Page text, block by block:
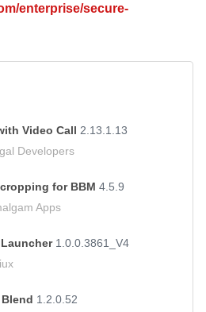
enterprise/secure-
Video Call 2.13.1.13
Developers
for BBM 4.5.9
Apps
1.0.0.3861_V4
1.2.0.52